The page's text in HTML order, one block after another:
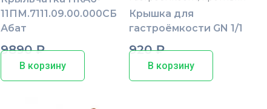
11ПМ.7111.09.00.000СБ
Абат
9890₽
В корзину
Крышка для
гастроёмкости GN 1/1
920₽
В корзину